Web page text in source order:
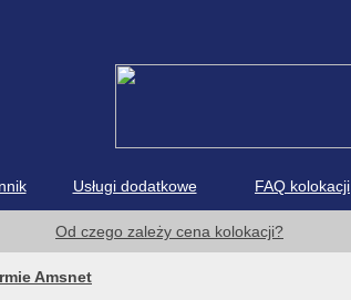
Usługi dodatkowe FAQ kolokacji
Od czego zależy cena kolokacji?
Amsnet